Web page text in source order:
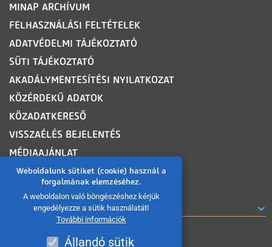
Weboldalunk sütiket (cookie) használ a
forgalmának elemzéséhez.
A weboldalon való böngészéshez kérjük
engedélyezze a sütik használatát!
További információk
Állandó sütik
MINAP ARCHÍVUM
FELHASZNÁLÁSI FELTÉTELEK
ADATVÉDELMI TÁJÉKOZTATÓ
SÜTI TÁJÉKOZTATÓ
AKADÁLYMENTESÍTÉSI NYILATKOZAT
KÖZÉRDEKŰ ADATOK
KÖZADATKERESŐ
VISSZAÉLÉS BEJELENTÉS
MÉDIAAJÁNLAT
OLDALTÉRKÉP
ROVATOK